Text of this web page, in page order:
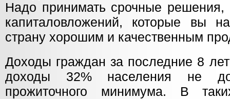
Надо принимать срочные
капиталовложений, которые вы
страну хорошим и качественным
Доходы граждан за последние 8
доходы 32% населения не
прожиточного минимума. В